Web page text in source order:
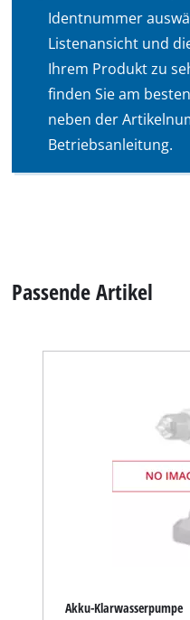
Identnummer
Listenansicht und
Ihrem Produkt zu
finden Sie am
neben der
Betriebsanleitung.
Passende Artikel
Akku-Klarwasserpumpe